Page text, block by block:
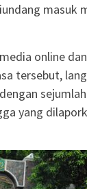
masuk
online
tersebut,
yang